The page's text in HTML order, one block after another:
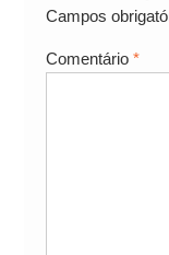
Campos
Comentário *